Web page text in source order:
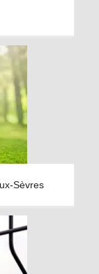
Sèvres